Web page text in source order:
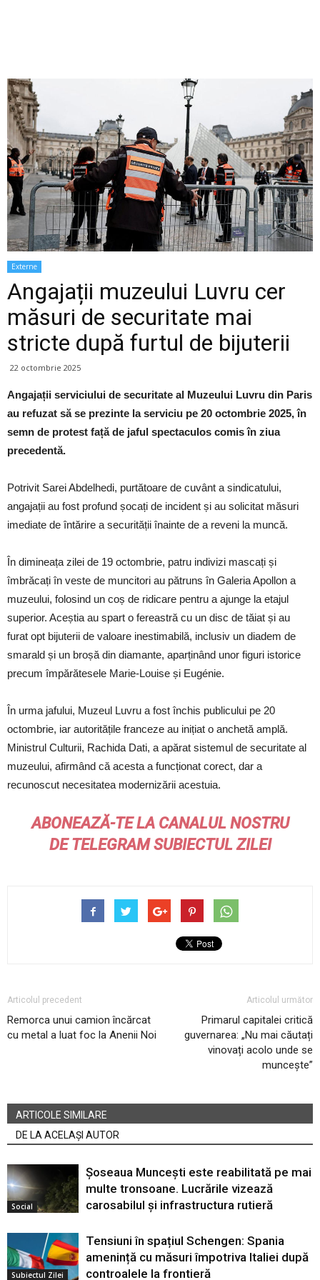
Externe
Angajații muzeului Luvru cer
măsuri de securitate mai
stricte după furtul de bijuterii
22 octombrie 2025
Angajații serviciului de securitate al Muzeului Luvru din Paris
au refuzat să se prezinte la serviciu pe 20 octombrie 2025, în
semn de protest față de jaful spectaculos comis în ziua
precedentă.
Potrivit Sarei Abdelhedi, purtătoare de cuvânt a sindicatului,
angajații au fost profund șocați de incident și au solicitat măsuri
imediate de întărire a securității înainte de a reveni la muncă.
În dimineața zilei de 19 octombrie, patru indivizi mascați și
îmbrăcați în veste de muncitori au pătruns în Galeria Apollon a
muzeului, folosind un coș de ridicare pentru a ajunge la etajul
superior. Aceștia au spart o fereastră cu un disc de tăiat și au
furat opt bijuterii de valoare inestimabilă, inclusiv un diadem de
smarald și un broșă din diamante, aparținând unor figuri istorice
precum împărătesele Marie-Louise și Eugénie.
În urma jafului, Muzeul Luvru a fost închis publicului pe 20
octombrie, iar autoritățile franceze au inițiat o anchetă amplă.
Ministrul Culturii, Rachida Dati, a apărat sistemul de securitate al
muzeului, afirmând că acesta a funcționat corect, dar a
recunoscut necesitatea modernizării acestuia.
ABONEAZĂ-TE LA CANALUL NOSTRU
DETELEGRAMSUBIECTUL ZILEI
Articolul precedent
Remorca unui camion încărcat
cu metal a luat foc la Anenii Noi
Articolul următor
Primarul capitalei critică
guvernarea: „Nu mai căutați
vinovați acolo unde se
muncește”
ARTICOLE SIMILARE
DE LA ACELAȘI AUTOR
Social
Șoseaua Muncești este reabilitată pe mai
multe tronsoane. Lucrările vizează
carosabilul și infrastructura rutieră
Subiectul Zilei
Tensiuni în spațiul Schengen: Spania
amenință cu măsuri împotriva Italiei după
controalele la frontieră